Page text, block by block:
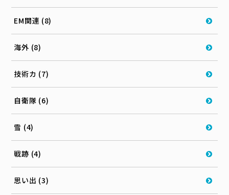
EM関連 (8)
海外 (8)
技術カ (7)
自衛隊 (6)
雪 (4)
戦跡 (4)
思い出 (3)